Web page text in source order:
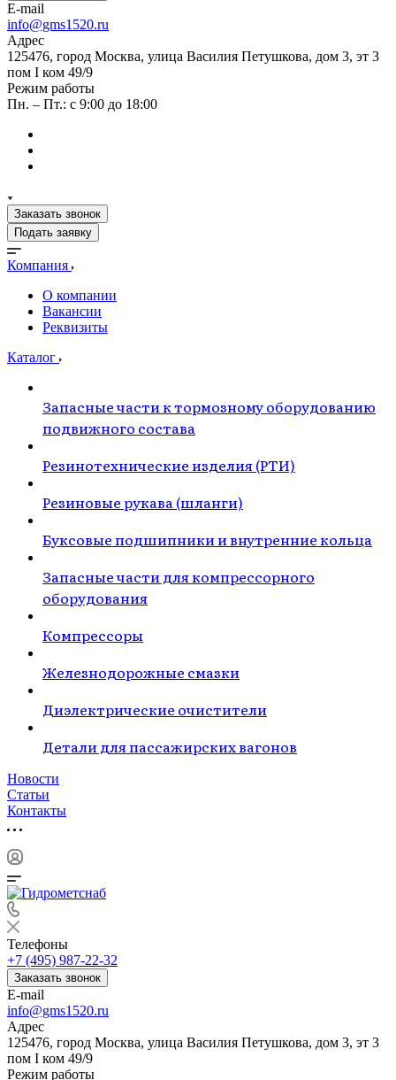
E-mail
info@gms1520.ru
Адрес
125476, город Москва, улица Василия Петушкова, дом 3, эт 3
пом I ком 49/9
Режим работы
Пн. – Пт.: с 9:00 до 18:00
Заказать звонок
Подать заявку
Компания
О компании
Вакансии
Реквизиты
Каталог
Запасные части к тормозному оборудованию
подвижного состава
Резинотехнические изделия (РТИ)
Резиновые рукава (шланги)
Буксовые подшипники и внутренние кольца
Запасные части для компрессорного
оборудования
Компрессоры
Железнодорожные смазки
Диэлектрические очистители
Детали для пассажирских вагонов
Новости
Статьи
Контакты
Телефоны
+7 (495) 987-22-32
Заказать звонок
E-mail
info@gms1520.ru
Адрес
125476, город Москва, улица Василия Петушкова, дом 3, эт 3
пом I ком 49/9
Режим работы